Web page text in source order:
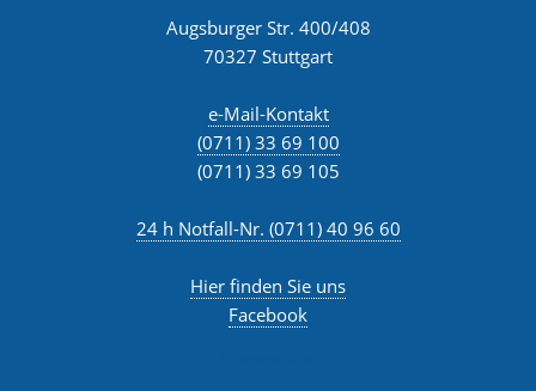
Augsburger Str. 400/408
70327 Stuttgart
e-Mail-Kontakt
(0711) 33 69 100
(0711) 33 69 105
24 h Notfall-Nr. (0711) 40 96 60
Hier finden Sie uns
Facebook